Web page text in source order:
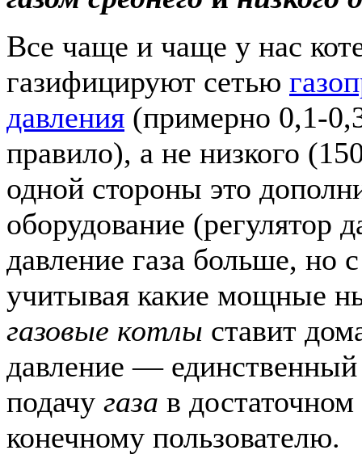
Все чаще и чаще у нас
газифицируют сетью
давления (примерно 0,1-
правило), а не низкого
одной стороны это
оборудование (регулятор
давление газа больше, но
учитывая какие мощные
газовые котлы ставит
давление — единственный
подачу газа в достаточном
конечному пользователю.